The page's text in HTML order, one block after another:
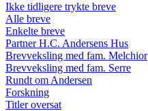
Ikke tidligere trykte breve
Alle breve
Enkelte breve
Partner H.C. Andersens Hus
Brevveksling med fam. Melchior
Brevveksling med fam. Serre
Rundt om Andersen
Forskning
Titler oversat